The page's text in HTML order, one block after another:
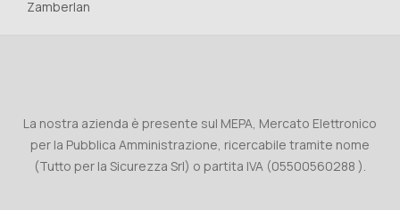
Zamberlan
La nostra azienda è presente sul MEPA, Mercato Elettronico
per la Pubblica Amministrazione, ricercabile tramite nome
(Tutto per la Sicurezza Srl) o partita IVA (05500560288 ).